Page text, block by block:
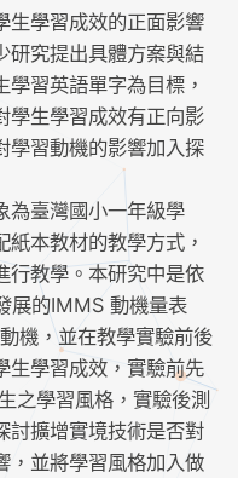
生學習成效的正面影響
研究提出具體方案與結
習英語單字為目標，
學生學習成效有正向影
學習動機的影響加入探
為臺灣國小一年級學
本教材的教學方式，
行教學。本研究中是依
展的IMMS 動機量表
機，並在教學實驗前後
生學習成效，實驗前先
之學習風格，實驗後測
討擴增實境技術是否對
，並將學習風格加入做